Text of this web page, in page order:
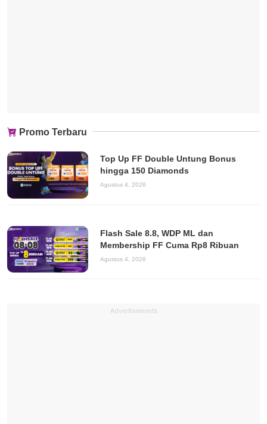
Promo Terbaru
Top Up FF Double Untung Bonus
hingga 150 Diamonds
Agustus 4, 2026
Flash Sale 8.8, WDP ML dan
Membership FF Cuma Rp8 Ribuan
Agustus 4, 2026
Advertisements